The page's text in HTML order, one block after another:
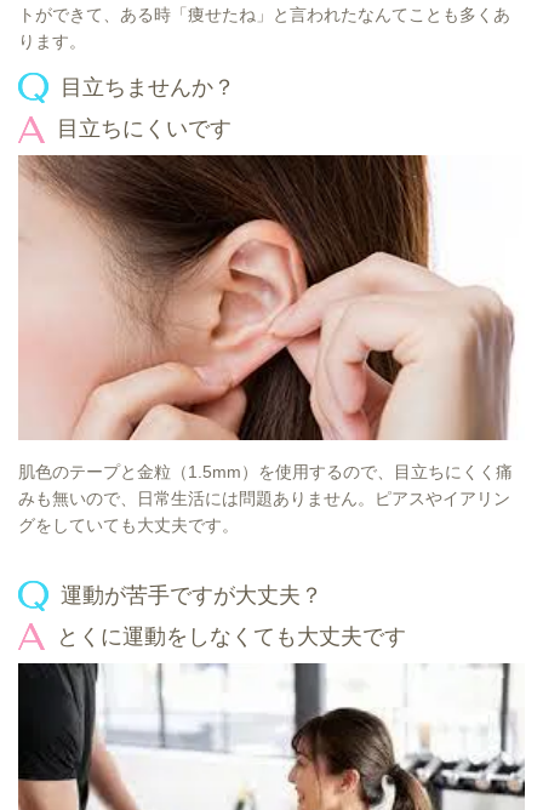
トができて、ある時「痩せたね」と言われたなんてことも多くあ
ります。
目立ちませんか？
目立ちにくいです
肌色のテープと金粒（1.5mm）を使用するので、目立ちにくく痛
みも無いので、日常生活には問題ありません。ピアスやイアリン
グをしていても大丈夫です。
運動が苦手ですが大丈夫？
とくに運動をしなくても大丈夫です